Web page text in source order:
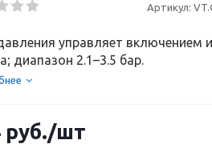
Артикул:
управляет включением
диапазон 2.1–3.5 бар.
руб./шт